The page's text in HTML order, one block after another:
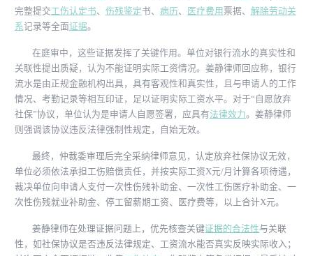
完整提交工伤认定书、 伤残鉴定书、 病历、 医疗费用票据、 解除劳动关
系记录等全面证据。
在庭审中，这些证据发挥了关键作用。单位对银行流水的真实性和
关联性提出质疑，认为不能证明实际工资情况。姜静律师回应称，银行
流水是由正规金融机构出具，具有客观性和真实性，且与申请人的工作
情况、考勤记录等相互印证，足以证明实际工资水平。对于“自愿放弃
社保”协议，单位认为是申请人自愿签署，应具有法律效力。姜静律师
则强调该协议违反法律强制性规定，自始无效。
最终，仲裁委审理后完全采纳律师意见，认定放弃社保协议无效，
单位必须依法承担工伤赔偿责任，并按实际工资X元/月计算各项待遇，
裁决单位向申请人支付一次性伤残补助金、一次性工伤医疗补助金、一
次性伤残就业补助金、停工留薪期工资、医疗费等，以上合计X元。
姜静律师在处理证据问题上，优先核查关键证据的合法性与关联
性，如社保协议是否违反法律规定、工资流水能否真实反映实际收入；